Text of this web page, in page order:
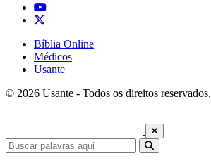
Bíblia Online
Médicos
Usante
© 2026 Usante - Todos os direitos reservados.